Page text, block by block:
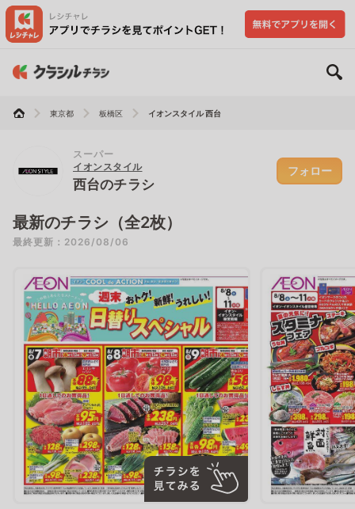
東京都 板橋区 イオンスタイル 西台
スーパー
イオンスタイル
西台のチラシ
フォロー
最新のチラシ（全2枚）
最終更新：2026/08/06